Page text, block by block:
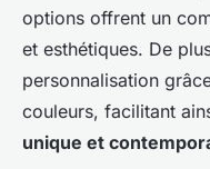
options offrent un
et esthétiques. De
personnalisation
couleurs, facilitant
unique et